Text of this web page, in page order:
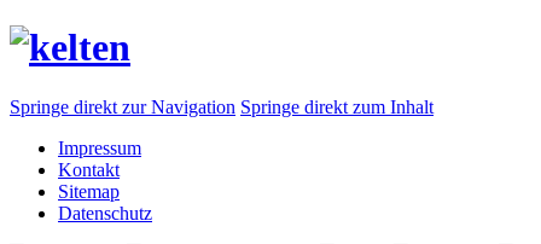
Springe direkt zur Navigation Springe direkt zum Inhalt
Impressum
Kontakt
Sitemap
Datenschutz